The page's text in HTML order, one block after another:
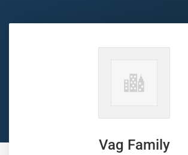
Vag Family